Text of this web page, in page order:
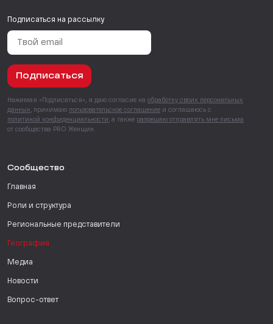
Подписаться на рассылку
Подписаться
Нажимая «Подписаться», я даю согласие на обработку своих персональных
данных , принимаю пользовательское соглашение и соглашаюсь с
политикой конфиденциальности , а также разрешаю отправлять мне письма
от сообщества PRO Женщин.
Сообщество
Главная
Роли и структура
Региональные представители
География
Медиа
Новости
Вопрос-ответ